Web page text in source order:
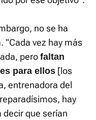
no se ha
"Cada vez hay más
pero faltan
para ellos [los
entrenadora del
hay
decir que serían